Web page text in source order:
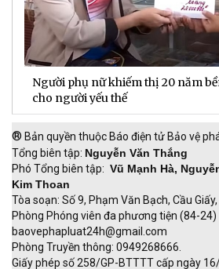
Người phụ nữ khiếm thị 20 năm
cho người yếu thế
® Bản quyền thuộc Báo điện tử Bảo vệ
Tổng biên tập: Nguyễn Văn Thắng
Phó Tổng biên tập: Vũ Mạnh Hà,
Kim Thoan
Tòa soạn: Số 9, Phạm Văn Bạch, Cầu Giấy,
Phòng Phóng viên đa phương tiện (84-
baovephapluat24h@gmail.com
Phòng Truyền thông: 0949268666.
Giấy phép số 258/GP-BTTTT cấp ngày